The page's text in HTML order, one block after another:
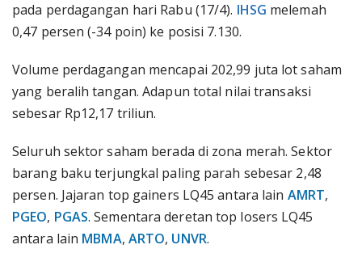
pada perdagangan hari Rabu (17/4). IHSG melemah
0,47 persen (-34 poin) ke posisi 7.130.
Volume perdagangan mencapai 202,99 juta lot saham
yang beralih tangan. Adapun total nilai transaksi
sebesar Rp12,17 triliun.
Seluruh sektor saham berada di zona merah. Sektor
barang baku terjungkal paling parah sebesar 2,48
persen. Jajaran top gainers LQ45 antara lain AMRT,
PGEO, PGAS. Sementara deretan top losers LQ45
antara lain MBMA, ARTO, UNVR.